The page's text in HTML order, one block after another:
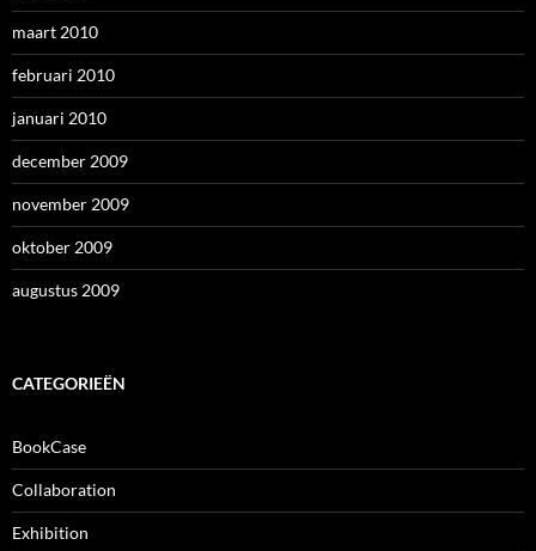
maart 2010
februari 2010
januari 2010
december 2009
november 2009
oktober 2009
augustus 2009
CATEGORIEËN
BookCase
Collaboration
Exhibition